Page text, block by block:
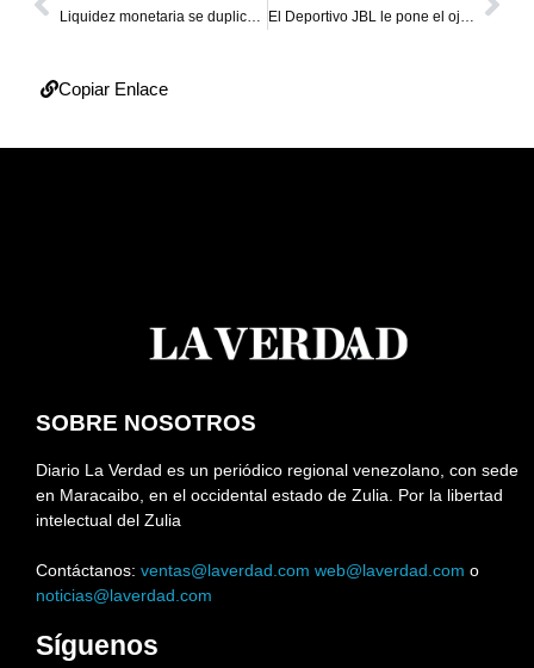
Liquidez monetaria se duplica y tiende a seguir creciendo El Deportivo JBL le pone el ojo al octogonal
Copiar Enlace
SOBRE NOSOTROS
Diario La Verdad es un periódico regional venezolano, con sede
en Maracaibo, en el occidental estado de Zulia. Por la libertad
intelectual del Zulia
Contáctanos: ventas@laverdad.com web@laverdad.com o
noticias@laverdad.com
Síguenos